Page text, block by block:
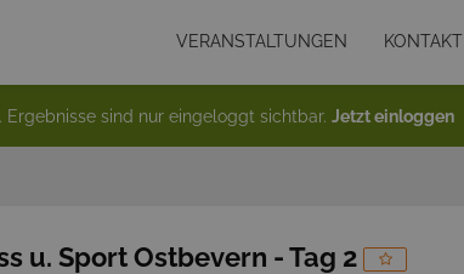
VERANSTALTUNGEN KONTAKT
Ergebnisse sind nur eingeloggt sichtbar. Jetzt einloggen
u. Sport Ostbevern - Tag 2